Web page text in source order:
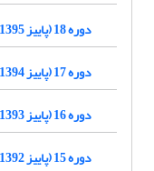
دوره 18 (پاییز 1395-1394)
دوره 17 (پاییز 1394-1393)
دوره 16 (پاییز 1393-1392)
دوره 15 (پاییز 1392-1391)